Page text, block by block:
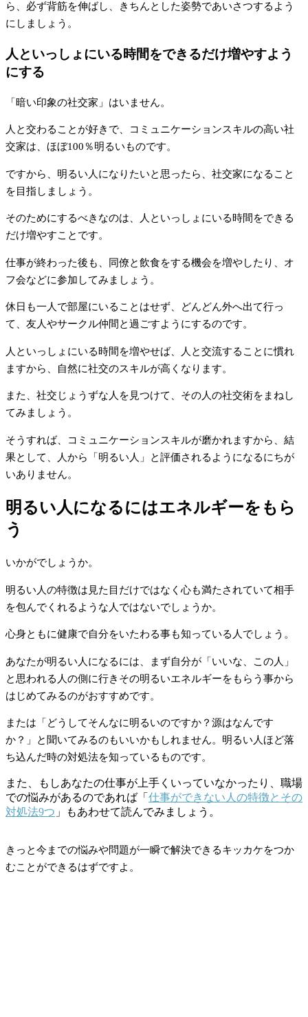
ら、必ず背筋を伸ばし、きちんとした姿勢であいさつするよう
にしましょう。
人といっしょにいる時間をできるだけ増やすよう
にする
「暗い印象の社交家」はいません。
人と交わることが好きで、コミュニケーションスキルの高い社
交家は、ほぼ100％明るいものです。
ですから、明るい人になりたいと思ったら、社交家になること
を目指しましょう。
そのためにするべきなのは、人といっしょにいる時間をできる
だけ増やすことです。
仕事が終わった後も、同僚と飲食をする機会を増やしたり、オ
フ会などに参加してみましょう。
休日も一人で部屋にいることはせず、どんどん外へ出て行っ
て、友人やサークル仲間と過ごすようにするのです。
人といっしょにいる時間を増やせば、人と交流することに慣れ
ますから、自然に社交のスキルが高くなります。
また、社交じょうずな人を見つけて、その人の社交術をまねし
てみましょう。
そうすれば、コミュニケーションスキルが磨かれますから、結
果として、人から「明るい人」と評価されるようになるにちが
いありません。
明るい人になるにはエネルギーをもら
う
いかがでしょうか。
明るい人の特徴は見た目だけではなく心も満たされていて相手
を包んでくれるような人ではないでしょうか。
心身ともに健康で自分をいたわる事も知っている人でしょう。
あなたが明るい人になるには、まず自分が「いいな、この人」
と思われる人の側に行きその明るいエネルギーをもらう事から
はじめてみるのがおすすめです。
または「どうしてそんなに明るいのですか？源はなんです
か？」と聞いてみるのもいいかもしれません。明るい人ほど落
ち込んだ時の対処法を知っているものです。
また、もしあなたの仕事が上手くいっていなかったり、職場
での悩みがあるのであれば「 仕事ができない人の特徴とその
対処法9つ 」もあわせて読んでみましょう。
きっと今までの悩みや問題が一瞬で解決できるキッカケをつか
むことができるはずですよ。